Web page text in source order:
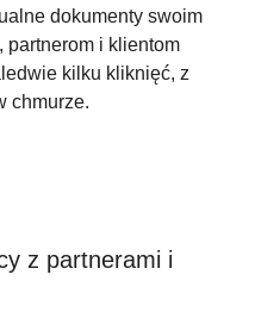
dokumenty swoim
partnerom i klientom
kilku kliknięć, z
chmurze.
z partnerami i